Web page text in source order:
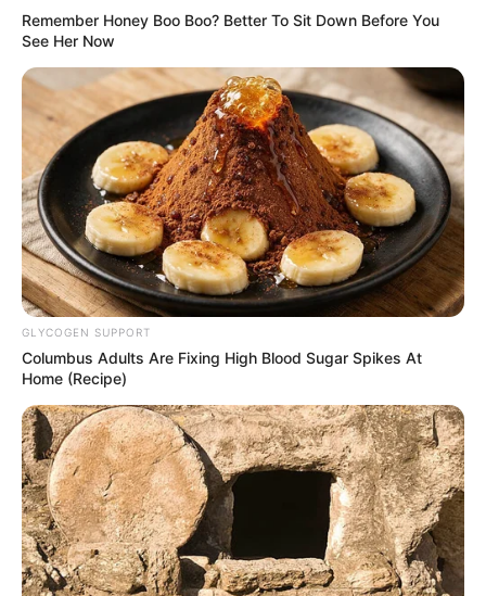
Remember Honey Boo Boo? Better To Sit Down Before You
See Her Now
GLYCOGEN SUPPORT
Columbus Adults Are Fixing High Blood Sugar Spikes At
Home (Recipe)